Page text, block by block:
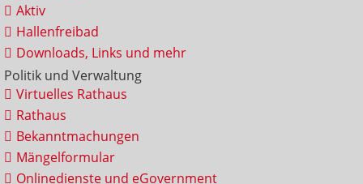
Aktiv
Hallenfreibad
Downloads, Links und mehr
Politik und Verwaltung
Virtuelles Rathaus
Rathaus
Bekanntmachungen
Mängelformular
Onlinedienste und eGovernment